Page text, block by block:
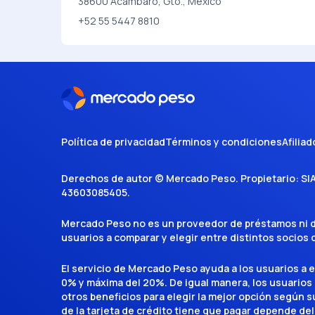
+52 55 5447 8810
Política de privacidadTérminos y condiciones
Derechos de autor © Mercado Peso. Propietario:
43603085405.
Mercado Peso no es un proveedor de préstamos
usuarios a comparar y elegir entre distintos
El servicio de Mercado Peso ayuda a los usuarios
0% y máxima del 20%. De igual manera, los
otros beneficios para elegir la mejor opción según
de la tarjeta de crédito tiene que pagar depende